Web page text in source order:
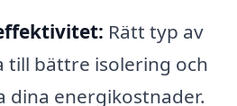
Rätt typ av
till bättre isolering och
dina energikostnader.